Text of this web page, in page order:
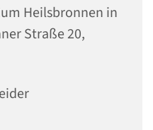
Heilsbronnen in
Straße 20,